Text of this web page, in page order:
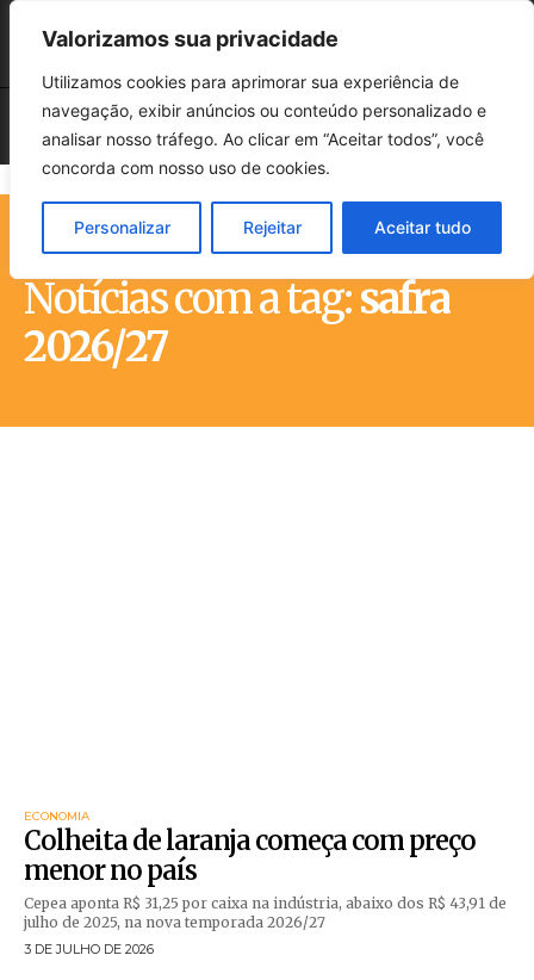
Valorizamos sua privacidade
Utilizamos cookies para aprimorar sua experiência de
navegação, exibir anúncios ou conteúdo personalizado e
analisar nosso tráfego. Ao clicar em “Aceitar todos”, você
concorda com nosso uso de cookies.
Personalizar Rejeitar Aceitar tudo
Notícias com a tag:safra
2026/27
ECONOMIA
Colheita de laranja começa com preço
menor no país
Cepea aponta R$ 31,25 por caixa na indústria, abaixo dos R$ 43,91 de
julho de 2025, na nova temporada 2026/27
3 DE JULHO DE 2026